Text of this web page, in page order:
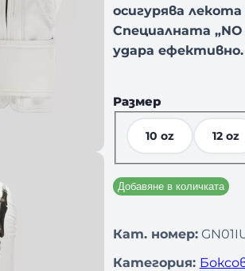
осигурява
Специалната
удара ефективно.
Размер
10 oz 12 oz
Добавяне в количката
Кат. номер:
Категория: